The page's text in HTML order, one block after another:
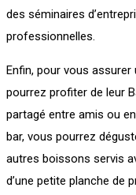
des séminaires
professionnelles.
Enfin, pour vous
pourrez profiter de leur
partagé entre amis ou
bar, vous pourrez
autres boissons servis
d’une petite planche de